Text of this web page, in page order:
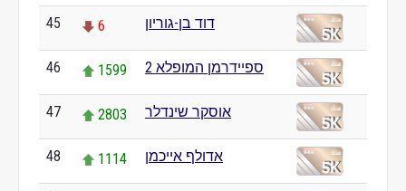
45 6 דוד בן-גוריון
46 1599 ספיידרמן המופלא 2
47 2803 אוסקר שינדלר
48 1114 אדולף אייכמן